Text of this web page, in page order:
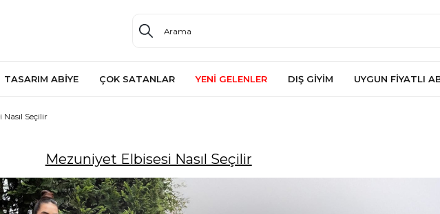
TASARIM ABİYE ÇOK SATANLAR YENİ GELENLER DIŞ GİYİM UYGUN FİYATLI
Seçilir
Mezuniyet Elbisesi Nasıl Seçilir